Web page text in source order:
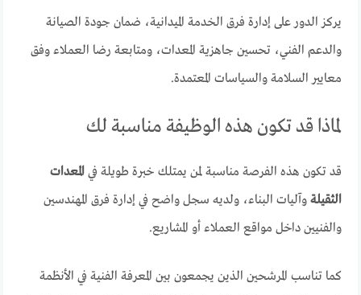
يركز الدور على إدارة فرق الخدمة الميدانية، ضمان جودة الصيانة
والدعم الفني، تحسين جاهزية المعدات، ومتابعة رضا العملاء وفق
معايير السلامة والسياسات المعتمدة.
لماذا قد تكون هذه الوظيفة مناسبة لك
قد تكون هذه الفرصة مناسبة لمن يمتلك خبرة طويلة فيالمعدات
الثقيلة وآليات البناء، ولديه سجل واضح في إدارة فرق المهندسين
والفنيين داخل مواقع العملاء أو المشاريع.
كما تناسب المرشحين الذين يجمعون بين المعرفة الفنية في الأنظمة